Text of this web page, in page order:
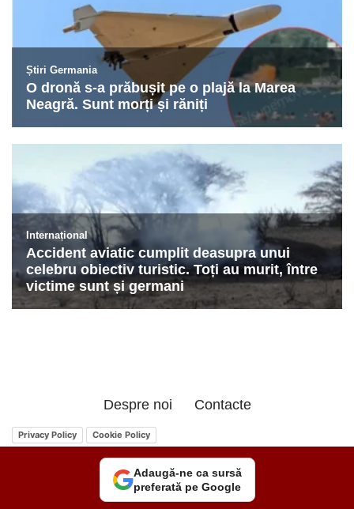
Despre noi Contacte
Privacy Policy Cookie Policy
Adaugă-ne ca sursă
preferată pe Google